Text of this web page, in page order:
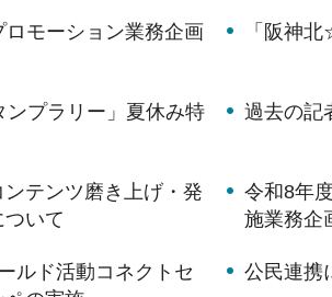
モーション業務企画
「阪神
ンプラリー」夏休み特
過去の記
テンツ磨き上げ・発
いて
令和8年
施業務企
ルド活動コネクトセ
公民連携